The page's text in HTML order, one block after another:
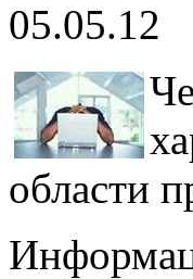
05.05.12
области